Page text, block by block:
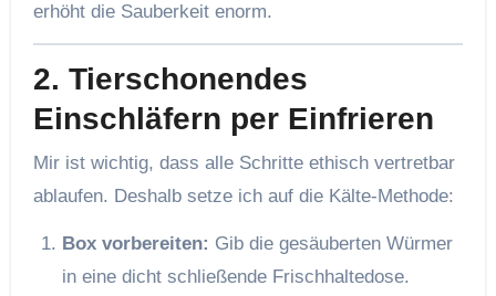
erhöht die Sauberkeit enorm.
2. Tierschonendes
Einschläfern per Einfrieren
Mir ist wichtig, dass alle Schritte ethisch vertretbar
ablaufen. Deshalb setze ich auf die Kälte-Methode:
Box vorbereiten: Gib die gesäuberten Würmer
in eine dicht schließende Frischhaltedose.